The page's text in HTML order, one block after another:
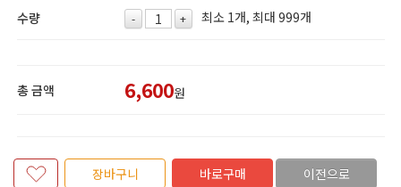
수량 - + 최소 1개, 최대 999개
총 금액 6,600원
장바구니 바로구매 이전으로